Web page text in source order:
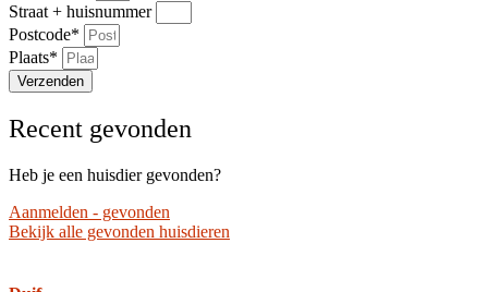
Straat + huisnummer
Postcode*
Plaats*
Verzenden
Recent gevonden
Heb je een huisdier gevonden?
Aanmelden - gevonden
Bekijk alle gevonden huisdieren